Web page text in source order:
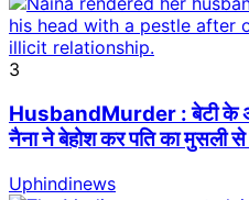
3
HusbandMurder : बेटी के
नैना ने बेहोश कर पति का मुसली
Uphindinews